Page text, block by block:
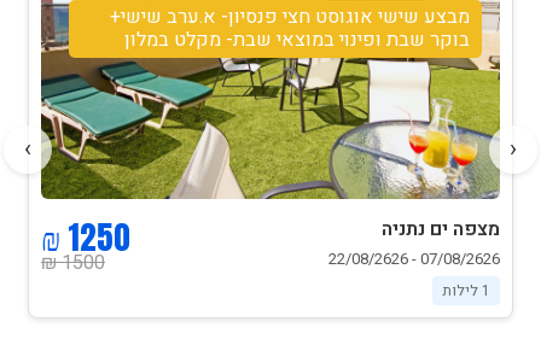
מבצע שישי אוגוסט חצי פנסיון- א.ערב שישי+
בוקר שבת ופינוי במוצאי שבת- מקלט במלון
מצפה ים נתניה
07/08/2626 - 22/08/2626
1 לילות
1500 ₪
1250 ₪
‹
›